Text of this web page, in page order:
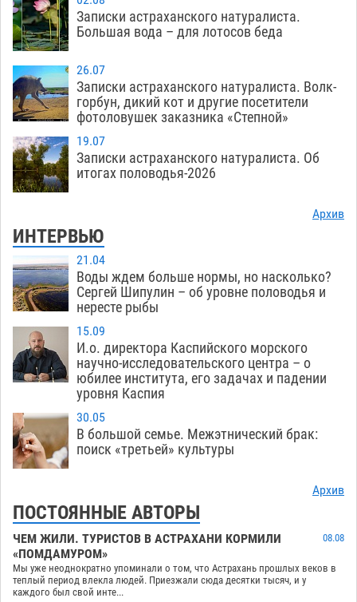
Записки астраханского натуралиста.
Большая вода – для лотосов беда
26.07
Записки астраханского натуралиста. Волк-
горбун, дикий кот и другие посетители
фотоловушек заказника «Степной»
19.07
Записки астраханского натуралиста. Об
итогах половодья-2026
Архив
ИНТЕРВЬЮ
21.04
Воды ждем больше нормы, но насколько?
Сергей Шипулин – об уровне половодья и
нересте рыбы
15.09
И.о. директора Каспийского морского
научно-исследовательского центра – о
юбилее института, его задачах и падении
уровня Каспия
30.05
В большой семье. Межэтнический брак:
поиск «третьей» культуры
Архив
ПОСТОЯННЫЕ АВТОРЫ
ЧЕМ ЖИЛИ. ТУРИСТОВ В АСТРАХАНИ КОРМИЛИ
«ПОМДАМУРОМ»
08.08
Мы уже неоднократно упоминали о том, что Астрахань прошлых веков в
теплый период влекла людей. Приезжали сюда десятки тысяч, и у
каждого был свой инте...